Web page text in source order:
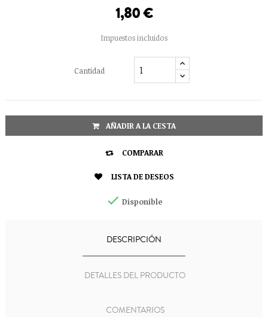
1,80 €
Impuestos incluidos
Cantidad
AÑADIR A LA CESTA
 COMPARAR
 LISTA DE DESEOS
 Disponible
DESCRIPCIÓN
DETALLES DEL PRODUCTO
COMENTARIOS